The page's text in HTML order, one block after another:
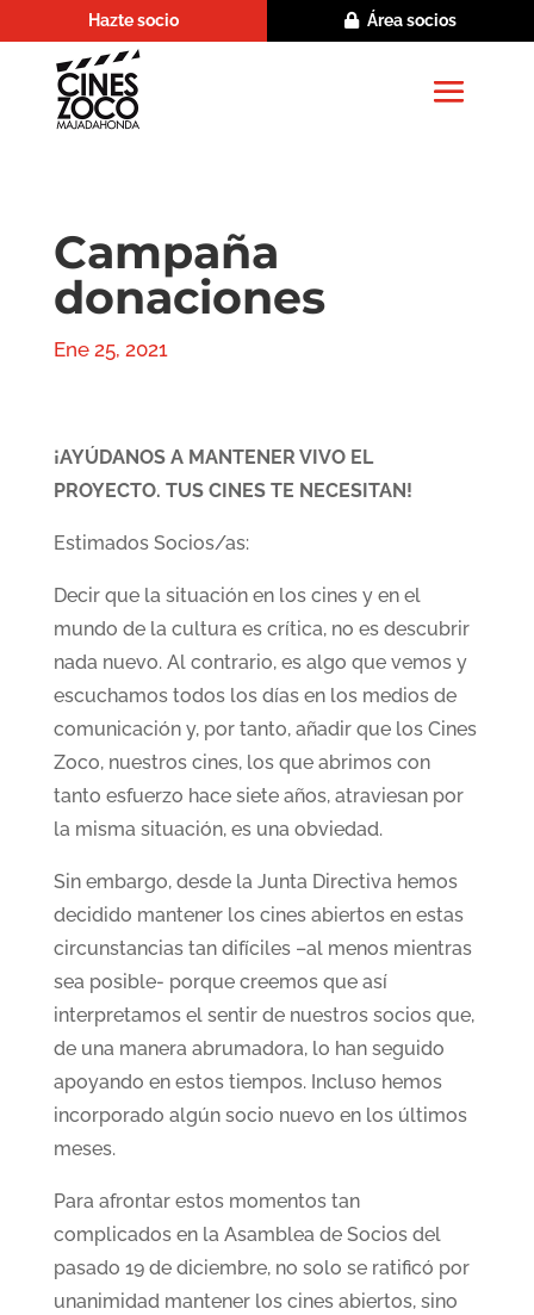
Hazte socio Área socios
Campaña
donaciones
Ene 25, 2021
¡AYÚDANOS A MANTENER VIVO EL
PROYECTO. TUS CINES TE NECESITAN!
Estimados Socios/as:
Decir que la situación en los cines y en el
mundo de la cultura es crítica, no es descubrir
nada nuevo. Al contrario, es algo que vemos y
escuchamos todos los días en los medios de
comunicación y, por tanto, añadir que los Cines
Zoco, nuestros cines, los que abrimos con
tanto esfuerzo hace siete años, atraviesan por
la misma situación, es una obviedad.
Sin embargo, desde la Junta Directiva hemos
decidido mantener los cines abiertos en estas
circunstancias tan difíciles –al menos mientras
sea posible- porque creemos que así
interpretamos el sentir de nuestros socios que,
de una manera abrumadora, lo han seguido
apoyando en estos tiempos. Incluso hemos
incorporado algún socio nuevo en los últimos
meses.
Para afrontar estos momentos tan
complicados en la Asamblea de Socios del
pasado 19 de diciembre, no solo se ratificó por
unanimidad mantener los cines abiertos, sino